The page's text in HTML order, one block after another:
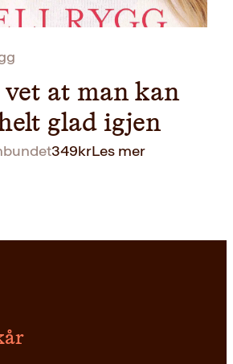
valse over deg eller
samtidig evnen til å
forsøker å kjøre over
Sollund skriver
til hvorfor vi alle
vet at man kan
glad igjen
349krLes mer